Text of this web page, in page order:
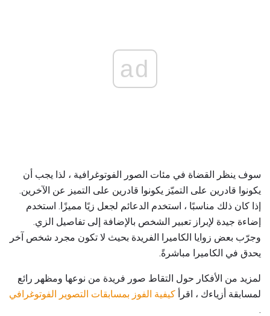
ad
سوف ينظر القضاة في مئات الصور الفوتوغرافية ، لذا يجب أن
يكونوا قادرين على التميّز يكونوا قادرين على التميز عن الآخرين.
إذا كان ذلك مناسبًا ، استخدم الدعائم لجعل زيًا مميزًا. استخدم
إضاءة جيدة لإبراز تعبير الشخص بالإضافة إلى تفاصيل الزي.
وجرّب بعض زوايا الكاميرا الفريدة بحيث لا تكون مجرد شخص آخر
يحدق في الكاميرا مباشرةً.
لمزيد من الأفكار حول التقاط صور فريدة من نوعها ومظهر رائع
لمسابقة أزياءك ، اقرأ كيفية الفوز بمسابقات التصوير الفوتوغرافي
.